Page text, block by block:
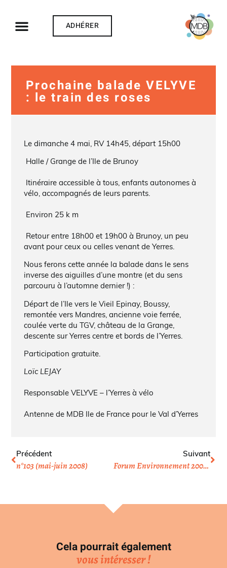
ADHÉRER
Prochaine balade VELYVE
: le train des roses
Le dimanche 4 mai, RV 14h45, départ 15h00
Halle / Grange de l’Ile de Brunoy
Itinéraire accessible à tous, enfants autonomes à
vélo, accompagnés de leurs parents.
Environ 25 k m
Retour entre 18h00 et 19h00 à Brunoy, un peu
avant pour ceux ou celles venant de Yerres.
Nous ferons cette année la balade dans le sens
inverse des aiguilles d’une montre (et du sens
parcouru à l’automne dernier !) :
Départ de l’Ile vers le Vieil Epinay, Boussy,
remontée vers Mandres, ancienne voie ferrée,
coulée verte du TGV, château de la Grange,
descente sur Yerres centre et bords de l’Yerres.
Participation gratuite.
Loïc LEJAY
Responsable VELYVE – l’Yerres à vélo
Antenne de MDB Ile de France pour le Val d’Yerres
Précédent
n°103 (mai-juin 2008)
Suivant
Forum Environnement 2008 à Brunoy
Cela pourrait également
vous intéresser !